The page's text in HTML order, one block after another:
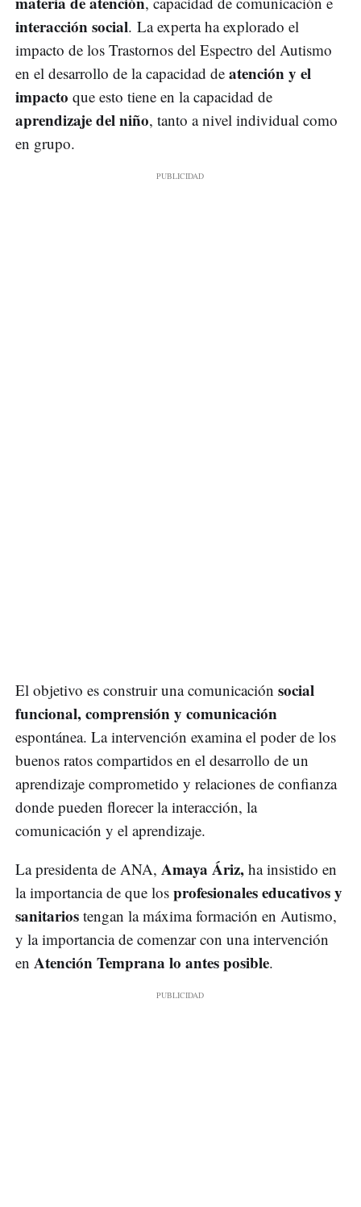
interacción social. La experta ha explorado el
impacto de los Trastornos del Espectro del Autismo
en el desarrollo de la capacidad de atención y el
impacto que esto tiene en la capacidad de
aprendizaje del niño, tanto a nivel individual como
en grupo.
El objetivo es construir una comunicación social
funcional, comprensión y comunicación
espontánea. La intervención examina el poder de los
buenos ratos compartidos en el desarrollo de un
aprendizaje comprometido y relaciones de confianza
donde pueden florecer la interacción, la
comunicación y el aprendizaje.
La presidenta de ANA, Amaya Áriz, ha insistido en
la importancia de que los profesionales educativos y
sanitarios tengan la máxima formación en Autismo,
y la importancia de comenzar con una intervención
en Atención Temprana lo antes posible.